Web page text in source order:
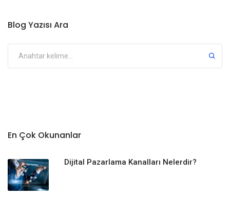
Blog Yazısı Ara
En Çok Okunanlar
Dijital Pazarlama Kanalları Nelerdir?